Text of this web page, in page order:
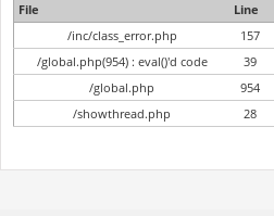
File
Line
/inc/class_error.php
157
/global.php(954) : eval()'d code
39
/global.php
954
/showthread.php
28